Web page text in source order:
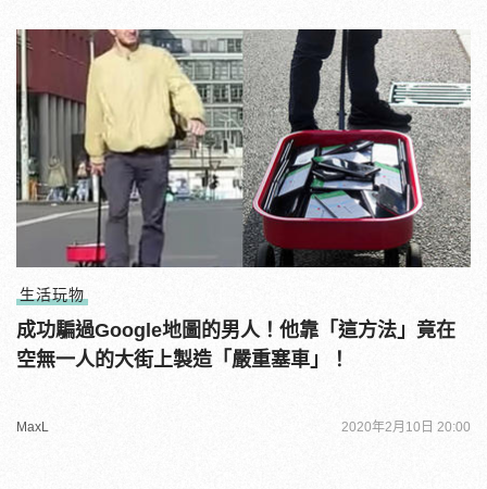
生活玩物
成功騙過Google地圖的男人！他靠「這方法」竟在
空無一人的大街上製造「嚴重塞車」！
MaxL 2020年2月10日 20:00